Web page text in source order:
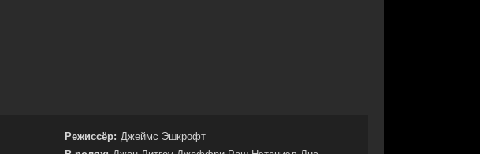
Режиссёр: Джеймс Эшкрофт